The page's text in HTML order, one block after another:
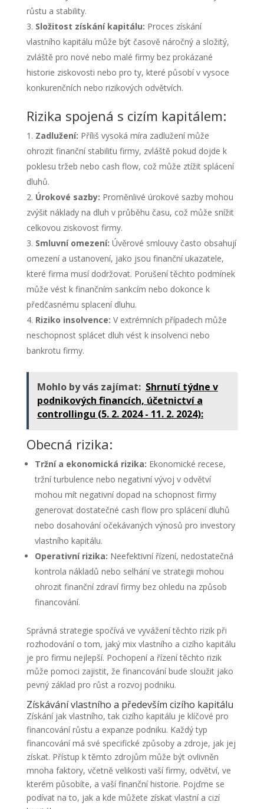
růstu a stability.
Složitost získání kapitálu: Proces získání
vlastního kapitálu může být časově náročný a složitý,
zvláště pro nové nebo malé firmy bez prokázané
historie ziskovosti nebo pro ty, které působí v vysoce
konkurenčních nebo rizikových odvětvích.
Rizika spojená s cizím kapitálem:
Zadlužení: Příliš vysoká míra zadlužení může
ohrozit finanční stabilitu firmy, zvláště pokud dojde k
poklesu tržeb nebo cash flow, což může ztížit splácení
dluhů.
Úrokové sazby: Proměnlivé úrokové sazby mohou
zvýšit náklady na dluh v průběhu času, což může snížit
celkovou ziskovost firmy.
Smluvní omezení: Úvěrové smlouvy často obsahují
omezení a ustanovení, jako jsou finanční ukazatele,
které firma musí dodržovat. Porušení těchto podmínek
může vést k finančním sankcím nebo dokonce k
předčasnému splacení dluhu.
Riziko insolvence: V extrémních případech může
neschopnost splácet dluh vést k insolvenci nebo
bankrotu firmy.
Mohlo by vás zajímat: Shrnutí týdne v
podnikových financích, účetnictví a
controllingu (5. 2. 2024 - 11. 2. 2024):
Obecná rizika:
Tržní a ekonomická rizika: Ekonomické recese,
tržní turbulence nebo negativní vývoj v odvětví
mohou mít negativní dopad na schopnost firmy
generovat dostatečné cash flow pro splácení dluhů
nebo dosahování očekávaných výnosů pro investory
vlastního kapitálu.
Operativní rizika: Neefektivní řízení, nedostatečná
kontrola nákladů nebo selhání ve strategii mohou
ohrozit finanční zdraví firmy bez ohledu na způsob
financování.
Správná strategie spočívá ve vyvážení těchto rizik při
rozhodování o tom, jaký mix vlastního a cizího kapitálu
je pro firmu nejlepší. Pochopení a řízení těchto rizik
může pomoci zajistit, že financování bude sloužit jako
pevný základ pro růst a rozvoj podniku.
Získávání vlastního a především cizího kapitálu
Získání jak vlastního, tak cizího kapitálu je klíčové pro
financování růstu a expanze podniku. Každý typ
financování má své specifické způsoby a zdroje, jak jej
získat. Přístup k těmto zdrojům může být ovlivněn
mnoha faktory, včetně velikosti vaší firmy, odvětví, ve
kterém působíte, a vaší finanční historie. Pojďme se
podívat na to, jak a kde můžete získat vlastní a cizí